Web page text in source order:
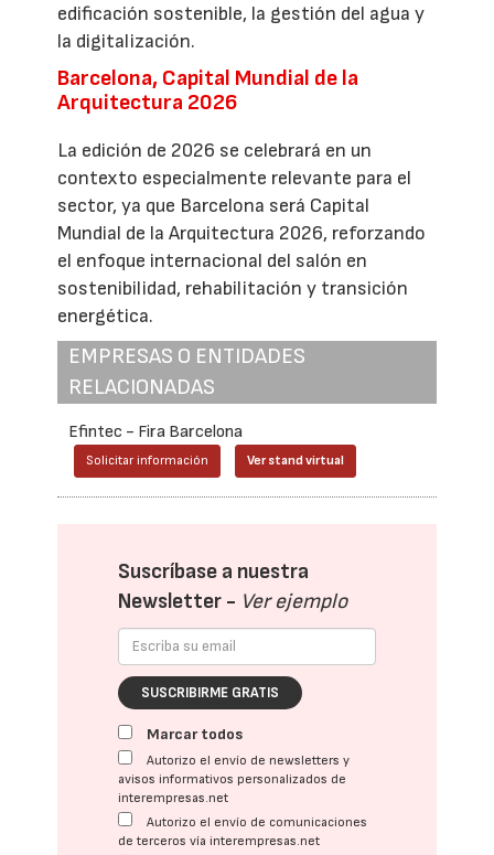
edificación sostenible, la gestión del agua y
la digitalización.
Barcelona, Capital Mundial de la
Arquitectura 2026
La edición de 2026 se celebrará en un
contexto especialmente relevante para el
sector, ya que Barcelona será Capital
Mundial de la Arquitectura 2026, reforzando
el enfoque internacional del salón en
sostenibilidad, rehabilitación y transición
energética.
EMPRESAS O ENTIDADES
RELACIONADAS
Efintec - Fira Barcelona
Solicitar información Ver stand virtual
Suscríbase a nuestra
Newsletter - Ver ejemplo
SUSCRIBIRME GRATIS
Marcar todos
Autorizo el envío de newsletters y
avisos informativos personalizados de
interempresas.net
Autorizo el envío de comunicaciones
de terceros vía interempresas.net